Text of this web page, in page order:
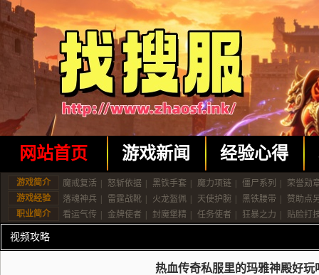
网站首页 游戏新闻 经验心得
游戏简介 魔戒复活 怒斩依据 黑铁手套 魔力项链 僵尸系列
荣誉勋
游戏经验
落魂神兵 雷霆战靴 火龙盔佩 天使护腕 黑铁腰带
赞助点
职业简介
看运气传 金牌使者 封魔堡精 任务使者 狂暴之力 贴脸打
视频攻略
热血传奇私服里的玛雅神殿好玩